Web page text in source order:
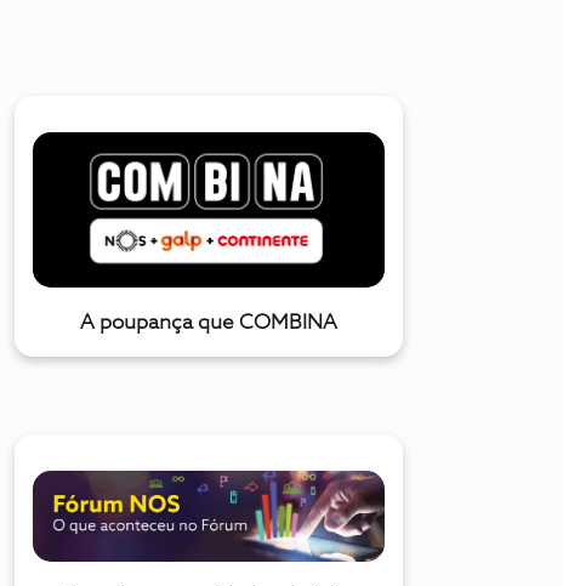
A poupança que COMBINA